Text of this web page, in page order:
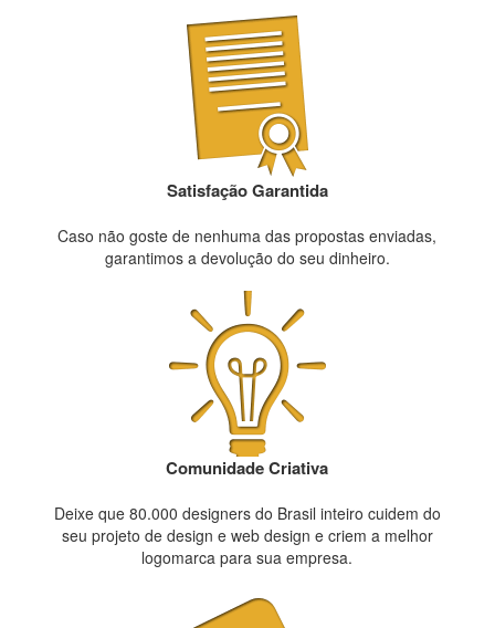
Satisfação Garantida
Caso não goste de nenhuma das propostas enviadas,
garantimos a devolução do seu dinheiro.
Comunidade Criativa
Deixe que 80.000 designers do Brasil inteiro cuidem do
seu projeto de design e web design e criem a melhor
logomarca para sua empresa.